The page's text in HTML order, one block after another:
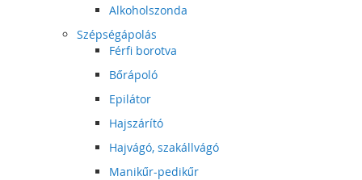
Alkoholszonda
Szépségápolás
Férfi borotva
Bőrápoló
Epilátor
Hajszárító
Hajvágó, szakállvágó
Manikűr-pedikűr